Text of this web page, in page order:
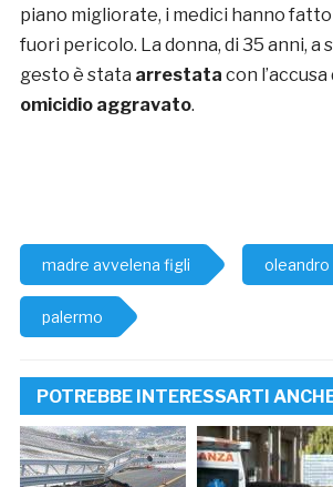
piano migliorate, i medici hanno
fuori pericolo. La donna, di 35 anni, a
gesto è stata arrestata con l’accusa
omicidio aggravato.
madre avvelena figli oleandro
palermo
POTREBBE INTERESSARTI